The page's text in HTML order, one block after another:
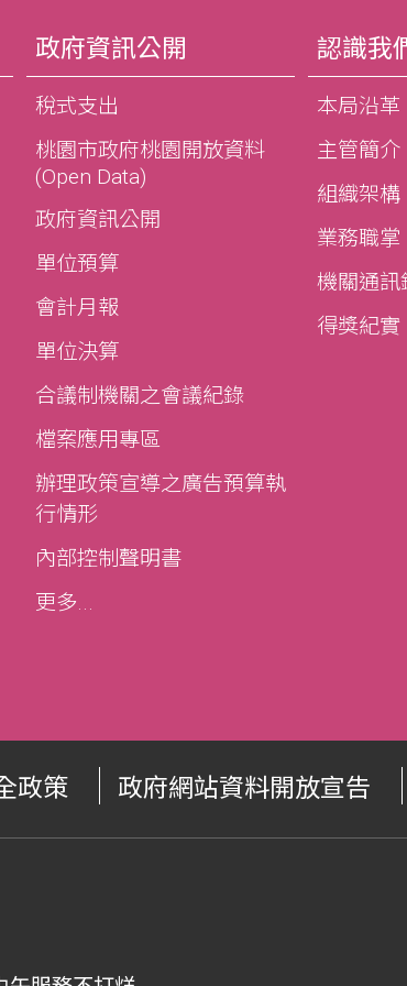
政府資訊公開
稅式支出
桃園市政府桃園開放資料
(Open Data)
政府資訊公開
單位預算
會計月報
單位決算
合議制機關之會議紀錄
檔案應用專區
辦理政策宣導之廣告預算執
行情形
內部控制聲明書
更多...
認識我
本局沿革
主管簡介
組織架構
業務職掌
機關通訊
得獎紀實
政策 政府網站資料開放宣告